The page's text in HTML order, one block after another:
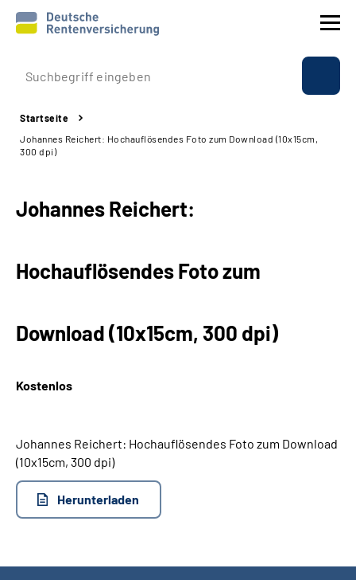
Prävention
Reha
Beratung & Kontakt
Experten
Suche
Language
Inhalte in Gebärdensprache (DGS)
Leichte Sprache
Startseite
Johannes Reichert: Hochauflösendes Foto zum Download (10x15cm,
300 dpi)
Johannes Reichert:
Hochauflösendes Foto zum
Download (10x15cm, 300 dpi)
Kostenlos
Johannes Reichert: Hochauflösendes Foto zum Download
(10x15cm, 300 dpi)
Herunterladen